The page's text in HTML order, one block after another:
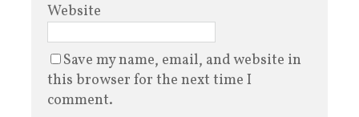
Website
Save my name, email, and website in
this browser for the next time I
comment.